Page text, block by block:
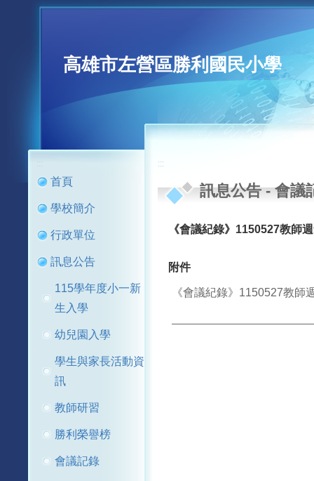
高雄市左營區勝利國民小學
:::
首頁
學校簡介
行政單位
訊息公告
115學年度小一新
生入學
幼兒園入學
學生與家長活動資
訊
教師研習
勝利榮譽榜
會議記錄
:::
訊息公告-會議
《會議紀錄》1150527教師
附件
《會議紀錄》1150527教師